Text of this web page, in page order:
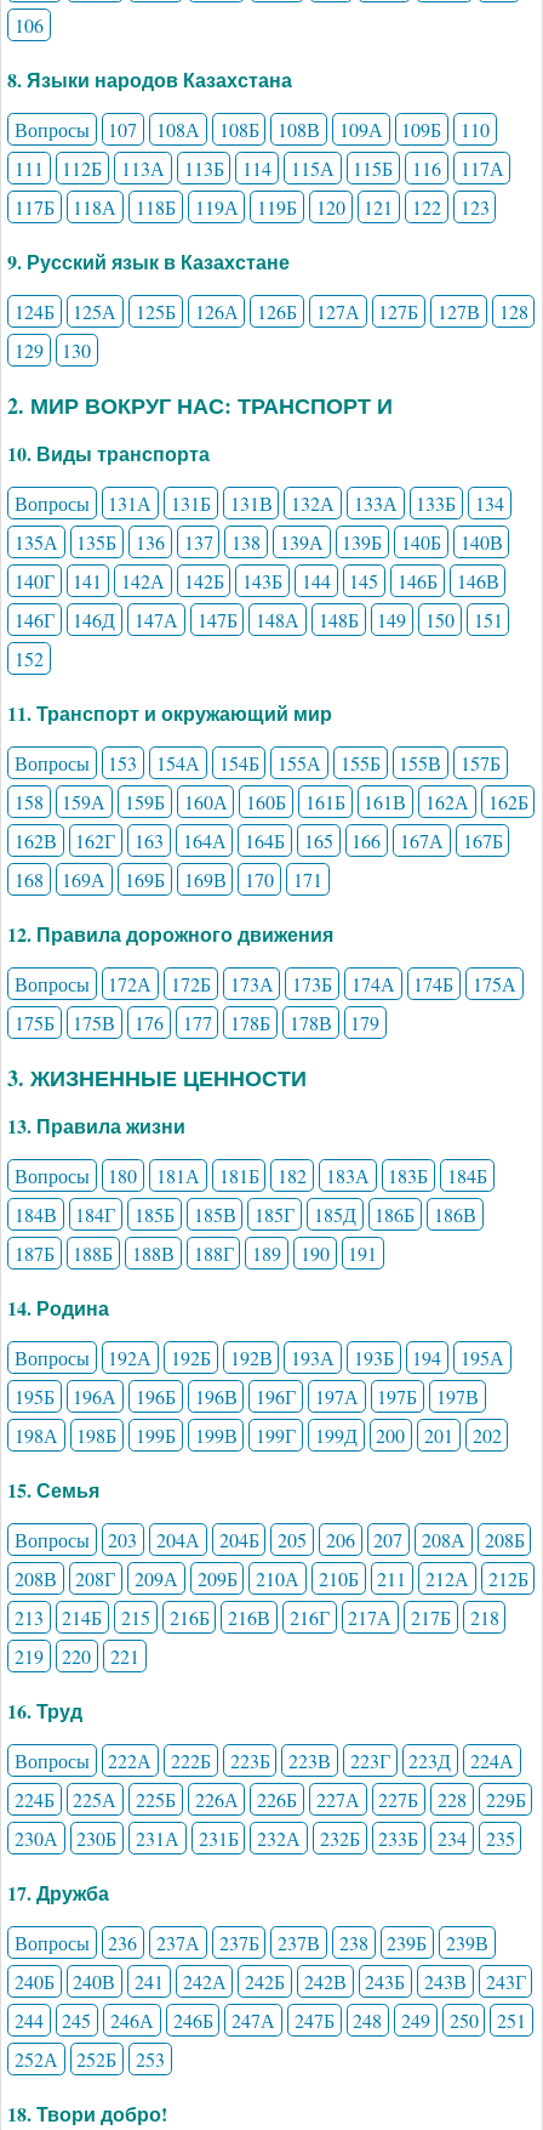
106
8. Языки народов Казахстана
Вопросы 107 108А 108Б 108В 109А 109Б
110
111
112Б 113А 113Б 114 115А 115Б 116
117А
117Б
118А 118Б 119А 119Б 120 121 122 123
9. Русский язык в Казахстане
124Б 125А 125Б 126А 126Б 127А 127Б 127В
128
129
130
2. МИР ВОКРУГ НАС: ТРАНСПОРТ И
10. Виды транспорта
Вопросы 131А 131Б 131В 132А 133А 133Б
134
135А
135Б 136 137 138 139А 139Б 140Б
140В
140Г
141 142А 142Б 143Б 144 145 146Б
146В
146Г
146Д 147А 147Б 148А 148Б 149 150
151
152
11. Транспорт и окружающий мир
Вопросы 153 154А 154Б 155А 155Б 155В
157Б
158
159А 159Б 160А 160Б 161Б 161В 162А
162Б
162В
162Г 163 164А 164Б 165 166 167А
167Б
168
169А 169Б 169В 170 171
12. Правила дорожного движения
Вопросы 172А 172Б 173А 173Б 174А 174Б
175А
175Б
175В 176 177 178Б 178В 179
3. ЖИЗНЕННЫЕ ЦЕННОСТИ
13. Правила жизни
Вопросы 180 181А 181Б 182 183А 183Б
184Б
184В
184Г 185Б 185В 185Г 185Д 186Б
186В
187Б
188Б 188В 188Г 189 190 191
14. Родина
Вопросы 192А 192Б 192В 193А 193Б 194
195А
195Б
196А 196Б 196В 196Г 197А 197Б
197В
198А
198Б 199Б 199В 199Г 199Д 200 201 202
15. Семья
Вопросы 203 204А 204Б 205 206 207 208А
208Б
208В
208Г 209А 209Б 210А 210Б 211 212А
212Б
213
214Б 215 216Б 216В 216Г 217А 217Б
218
219
220 221
16. Труд
Вопросы 222А 222Б 223Б 223В 223Г 223Д
224А
224Б
225А 225Б 226А 226Б 227А 227Б 228
229Б
230А
230Б 231А 231Б 232А 232Б 233Б 234 235
17. Дружба
Вопросы 236 237А 237Б 237В 238 239Б
239В
240Б
240В 241 242А 242Б 242В 243Б 243В
243Г
244
245 246А 246Б 247А 247Б 248 249 250
251
252А
252Б 253
18. Твори добро!